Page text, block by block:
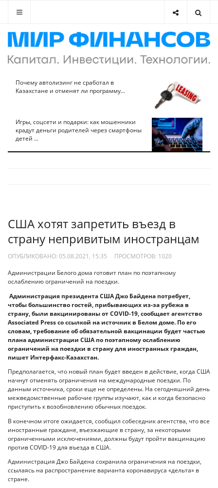
Почему автолизинг не сработал в
Казахстане и отменят ли программу...
Игры, соцсети и подарки: как мошенники
крадут деньги родителей через смартфоны
детей ...
США хотят запретить въезд в
страну непривитым иностранцам
ОПУБЛИКОВАНО: 05.08.2021, 15:35 ПРОСМОТРОВ: 1020
Администрации Белого дома готовит план по поэтапному
ослаблению ограничений на поездки.
Администрация президента США Джо Байдена потребует,
чтобы большинство гостей, прибывающих из-за рубежа в
страну, были вакцинированы от COVID-19, сообщает агентство
Associated Press со ссылкой на источник в Белом доме. По его
словам, требование об обязательной вакцинации будет частью
плана администрации США по поэтапному ослаблению
ограничений на поездки в страну для иностранных граждан,
пишет Интерфакс-Казахстан.
Предполагается, что новый план будет введен в действие, когда США
начнут отменять ограничения на международные поездки. По
данным источника, сроки еще не определены. На сегодняшний день
межведомственные рабочие группы изучают, как и когда безопасно
приступить к возобновлению обычных поездок.
В конечном итоге ожидается, сообщил собеседник агентства, что все
иностранные граждане, въезжающие в страну, за некоторыми
ограниченными исключениями, должны будут пройти вакцинацию
против COVID-19 для въезда в США.
Администрация Джо Байдена сохранила ограничения на поездки,
ссылаясь на распространение варианта коронавируса «дельта» в
стране.